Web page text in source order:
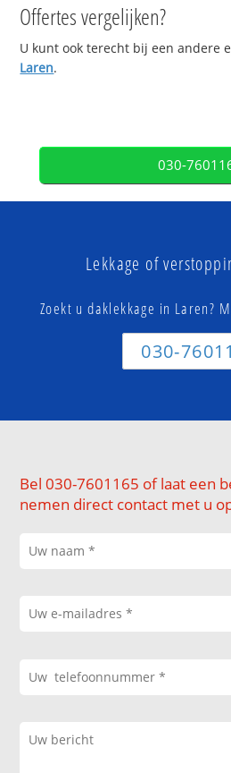
Offertes vergelijken?
U kunt ook terecht bij een andere
Laren.
030-
Lekkage of
Zoekt u daklekkage in Laren?
030-
Bel 030-7601165 of laat een
nemen direct contact met u